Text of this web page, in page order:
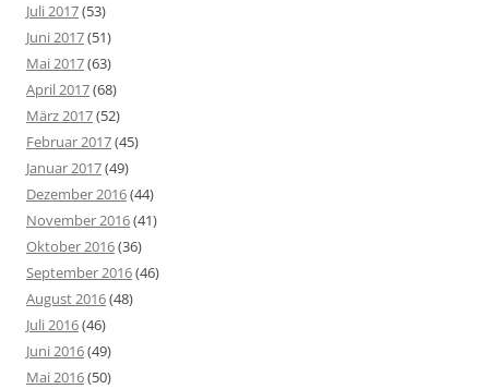
Juli 2017(53)
Juni 2017(51)
Mai 2017(63)
April 2017(68)
März 2017(52)
Februar 2017(45)
Januar 2017(49)
Dezember 2016(44)
November 2016(41)
Oktober 2016(36)
September 2016(46)
August 2016(48)
Juli 2016(46)
Juni 2016(49)
Mai 2016(50)